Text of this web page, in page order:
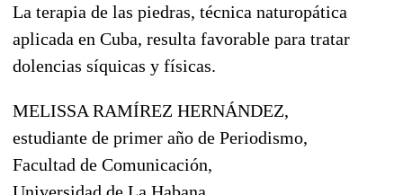
La terapia de las piedras, técnica naturopática
aplicada en Cuba, resulta favorable para tratar
dolencias síquicas y físicas.
MELISSA RAMÍREZ HERNÁNDEZ,
estudiante de primer año de Periodismo,
Facultad de Comunicación,